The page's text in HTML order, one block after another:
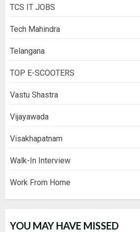
TCS IT JOBS
Tech Mahindra
Telangana
TOP E-SCOOTERS
Vastu Shastra
Vijayawada
Visakhapatnam
Walk-In Interview
Work From Home
YOU MAY HAVE MISSED